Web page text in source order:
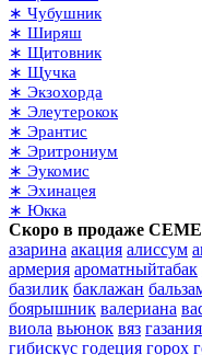
∗ Чубушник
∗ Ширяш
∗ Щитовник
∗ Щучка
∗ Экзохорда
∗ Элеутерокок
∗ Эрантис
∗ Эритрониум
∗ Эукомис
∗ Эхинацея
∗ Юкка
Скоро в продаже
азарина акация алиссум
армерия ароматныйтабак
базилик баклажан
боярышник валериана
виола вьюнок вяз газания
гибискус годеция горох